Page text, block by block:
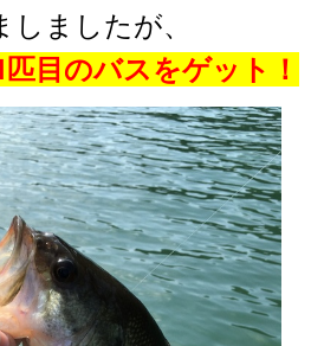
しましたが、
目のバスをゲット！